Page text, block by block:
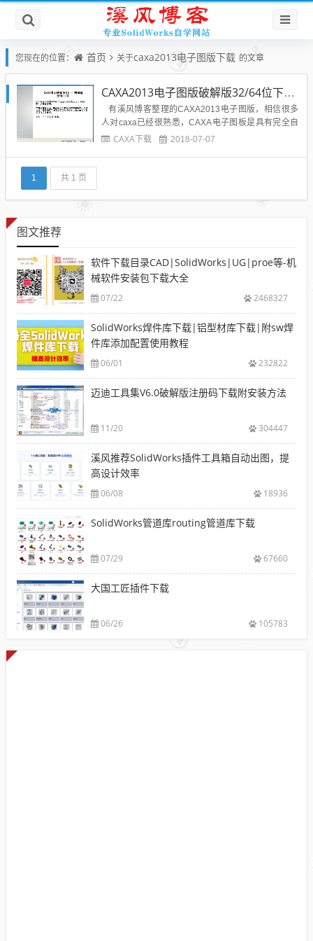
您现在的位置： 首页 关于caxa2013电子图版下载 的文章
CAXA2013电子图版破解版32/64位下载附安装教程
有溪风博客整理的CAXA2013电子图版，相信很多
人对caxa已经很熟悉，CAXA电子图板是具有完全自
主知识产权的二维CAD软件，界面和操作习惯完全与
CAXA下载 2018-07-07
1 共 1 页
图文推荐
软件下载目录CAD|SolidWorks|UG|proe等-机
械软件安装包下载大全
07/22 2468327
SolidWorks焊件库下载|铝型材库下载|附sw焊
件库添加配置使用教程
06/01 232822
迈迪工具集V6.0破解版注册码下载附安装方法
11/20 304447
溪风推荐SolidWorks插件工具箱自动出图，提
高设计效率
06/08 18936
SolidWorks管道库routing管道库下载
07/29 67660
大国工匠插件下载
06/26 105783